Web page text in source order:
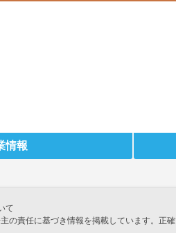
情報
て
の責任に基づき情報を掲載しています。正